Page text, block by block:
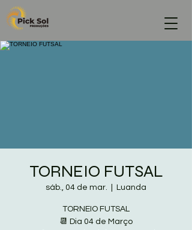
TORNEIO FUTSAL
sáb., 04 de mar. Luanda
TORNEIO FUTSAL
📆 Dia 04 de Março